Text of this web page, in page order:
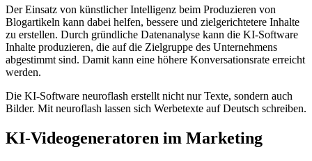
Der Einsatz von künstlicher Intelligenz beim Produzieren von
Blogartikeln kann dabei helfen, bessere und zielgerichtetere Inhalte
zu erstellen. Durch gründliche Datenanalyse kann die KI-Software
Inhalte produzieren, die auf die Zielgruppe des Unternehmens
abgestimmt sind. Damit kann eine höhere Konversationsrate erreicht
werden.
Die KI-Software neuroflash erstellt nicht nur Texte, sondern auch
Bilder. Mit neuroflash lassen sich Werbetexte auf Deutsch schreiben.
KI-Videogeneratoren im Marketing